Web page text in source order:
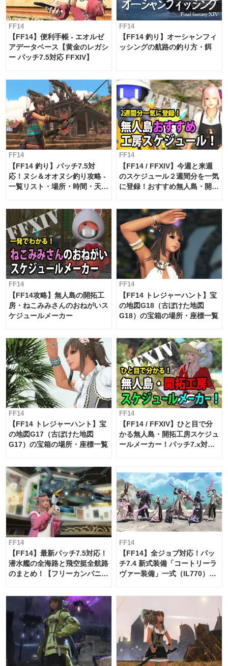
FF14
【FF14】便利手帳 - エオルゼ
アデータベース【黄金のレガシ
ー パッチ7.5対応 FFXIV】
FF14
【FF14 釣り】オーシャンフィ
ッシングの航路の釣り方・餌
FF14
【FF14 釣り】パッチ7.5対
応！ヌシ＆オオヌシ釣り攻略 -
一覧リスト・場所・時間・天
FF14
【FF14 / FFXIV】今週と来週
のスケジュール２週間分を一気
に登録！おすすめ無人島・開拓
FF14
【FF14攻略】無人島の開拓工
房・ねこみみさんのおねがいス
ケジュールメーカー
FF14
【FF14 トレジャーハント】宝
の地図G18（古ぼけた地図
G18）の宝箱の場所・座標一覧
FF14
【FF14 トレジャーハント】宝
の地図G17（古ぼけた地図
G17）の宝箱の場所・座標一覧
FF14
【FF14 / FFXIV】ひと目で分
かる無人島・開拓工房スケジュ
ールメーカー！パッチ7.x対応
FF14
【FF14】最新パッチ7.5対応！
潜水艦の全海路と飛空挺全航路
のまとめ！【フリーカンパニ
FF14
【FF14】全ジョブ対応！パッ
チ7.4 新式装備「コートリーラ
ヴァー装備」一式（IL770）の